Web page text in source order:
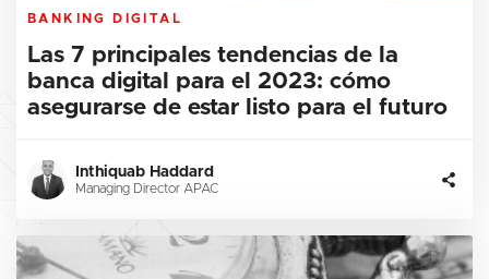
BANKING DIGITAL
Las 7 principales tendencias de la
banca digital para el 2023: cómo
asegurarse de estar listo para el futuro
Inthiquab Haddard
Managing Director APAC